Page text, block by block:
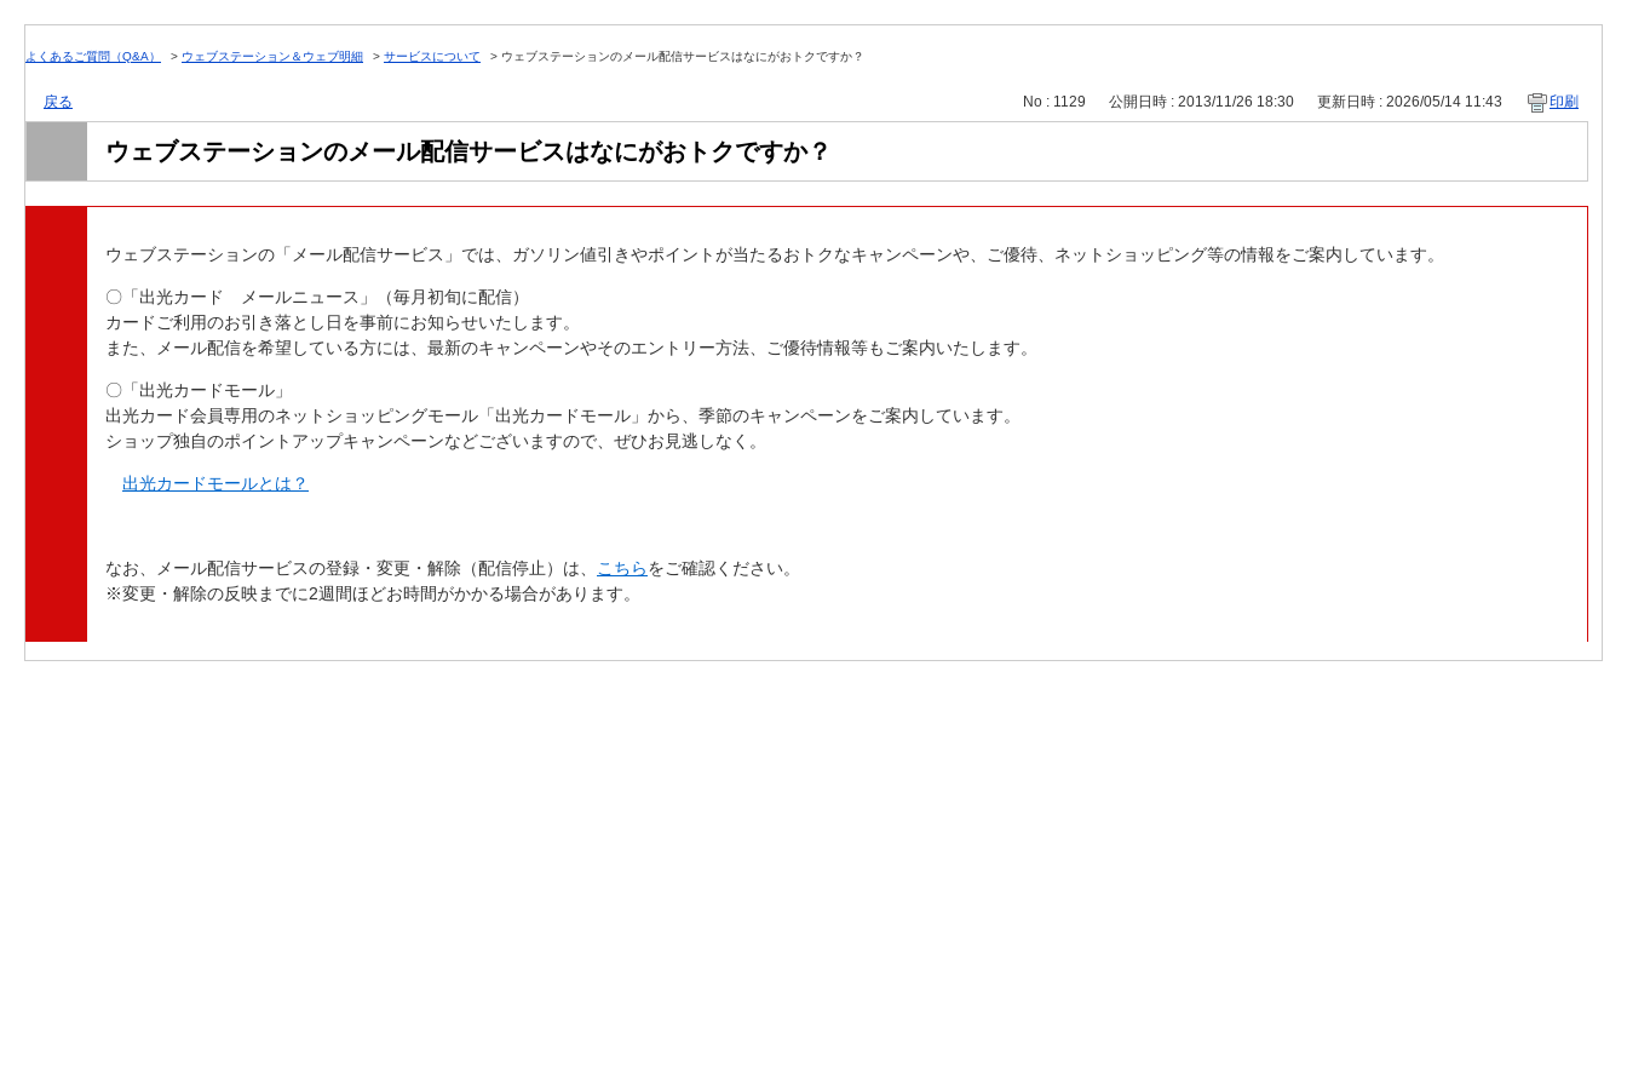
よくあるご質問（Q&A） > ウェブステーション＆ウェブ明細 > サービスについて > ウェブステーションのメール配信サービスはなにがおトクですか？
戻る No : 1129 公開日時 : 2013/11/26 18:30 更新日時 : 2026/05/14 11:43 印刷
ウェブステーションのメール配信サービスはなにがおトクですか？
ウェブステーションの「メール配信サービス」では、ガソリン値引きやポイントが当たるおトクなキャンペーンや、ご優待、ネットショッピング等の情報をご案内しています。
〇「出光カード メールニュース」（毎月初旬に配信）
カードご利用のお引き落とし日を事前にお知らせいたします。
また、メール配信を希望している方には、最新のキャンペーンやそのエントリー方法、ご優待情報等もご案内いたします。
〇「出光カードモール」
出光カード会員専用のネットショッピングモール「出光カードモール」から、季節のキャンペーンをご案内しています。
ショップ独自のポイントアップキャンペーンなどございますので、ぜひお見逃しなく。
出光カードモールとは？
なお、メール配信サービスの登録・変更・解除（配信停止）は、 こちらをご確認ください。
※変更・解除の反映までに2週間ほどお時間がかかる場合があります。